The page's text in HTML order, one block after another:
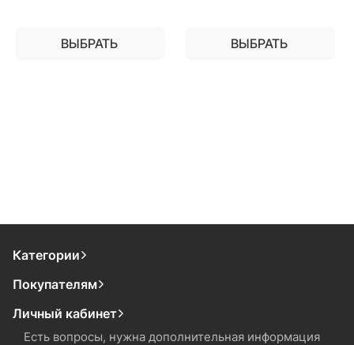
ВЫБРАТЬ ВЫБРАТЬ
Категории
Покупателям
Личный кабинет
Есть вопросы, нужна дополнительная информация